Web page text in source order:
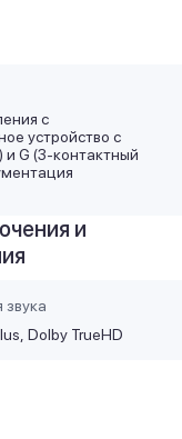
с
устройство с
G (3-контактный
и
Dolby TrueHD